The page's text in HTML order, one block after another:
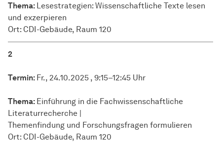
Thema
Thema: Lesestrategien: Wissenschaftliche Texte lesen
und exzerpieren
Ort: CDI-Gebäude, Raum 120
2
Termin: Fr., 24.10.2025 , 9:15–12:45 Uhr
Thema: Einführung in die Fachwissenschaftliche
Literaturrecherche |
Themenfindung und Forschungsfragen formulieren
Ort: CDI-Gebäude, Raum 120